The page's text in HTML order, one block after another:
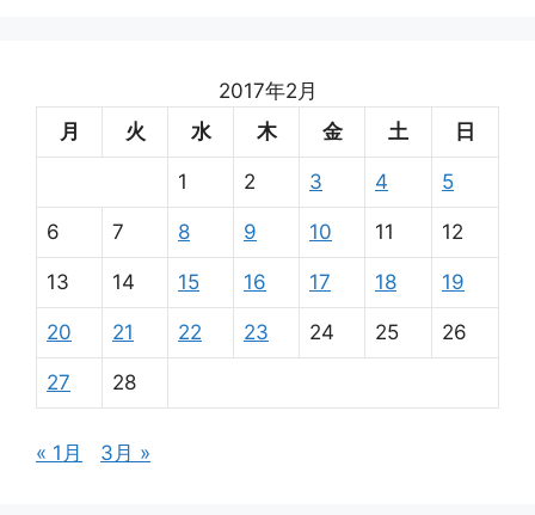
2017年2月
月
火 水 木 金 土 日
1 2 3 4 5
6 7 8 9 10 11 12
13 14 15 16 17 18 19
20 21 22 23 24 25 26
27 28
« 1月 3月 »